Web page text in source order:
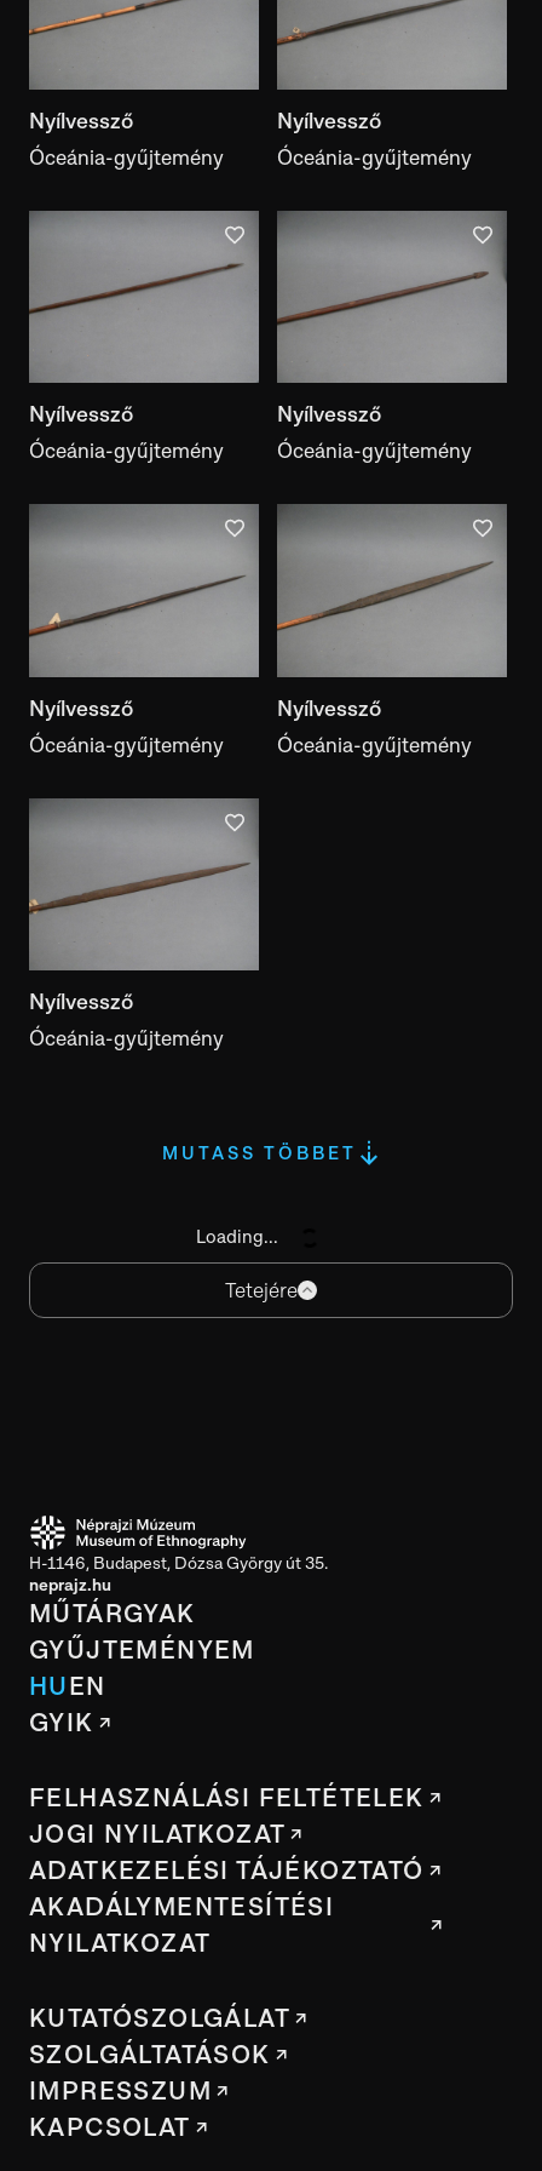
kiállítás
dokumentumtípus
Feliratos
Megtalálható a Motívumalkotóban
Nyílvessző
Óceánia-gyűjtemény
Nyílvessző
Óceánia-gyűjtemény
Nyílvessző
Óceánia-gyűjtemény
Nyílvessző
Óceánia-gyűjtemény
Nyílvessző
Óceánia-gyűjtemény
Nyílvessző
Óceánia-gyűjtemény
Nyílvessző
Óceánia-gyűjtemény
MUTASS TÖBBET
Loading...
Tetejére
H-1146, Budapest, Dózsa György út 35.
neprajz.hu
MŰTÁRGYAK
GYŰJTEMÉNYEM
HUEN
GYIK
FELHASZNÁLÁSI FELTÉTELEK
JOGI NYILATKOZAT
ADATKEZELÉSI TÁJÉKOZTATÓ
AKADÁLYMENTESÍTÉSI
NYILATKOZAT
KUTATÓSZOLGÁLAT
SZOLGÁLTATÁSOK
IMPRESSZUM
KAPCSOLAT